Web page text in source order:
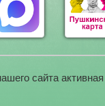
сайта